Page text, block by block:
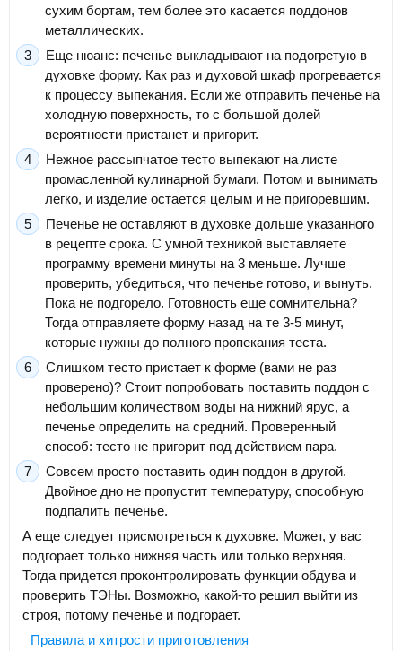
сухим бортам, тем более это касается поддонов
металлических.
Еще нюанс: печенье выкладывают на подогретую в
духовке форму. Как раз и духовой шкаф прогревается
к процессу выпекания. Если же отправить печенье на
холодную поверхность, то с большой долей
вероятности пристанет и пригорит.
Нежное рассыпчатое тесто выпекают на листе
промасленной кулинарной бумаги. Потом и вынимать
легко, и изделие остается целым и не пригоревшим.
Печенье не оставляют в духовке дольше указанного
в рецепте срока. С умной техникой выставляете
программу времени минуты на 3 меньше. Лучше
проверить, убедиться, что печенье готово, и вынуть.
Пока не подгорело. Готовность еще сомнительна?
Тогда отправляете форму назад на те 3-5 минут,
которые нужны до полного пропекания теста.
Слишком тесто пристает к форме (вами не раз
проверено)? Стоит попробовать поставить поддон с
небольшим количеством воды на нижний ярус, а
печенье определить на средний. Проверенный
способ: тесто не пригорит под действием пара.
Совсем просто поставить один поддон в другой.
Двойное дно не пропустит температуру, способную
подпалить печенье.
А еще следует присмотреться к духовке. Может, у вас
подгорает только нижняя часть или только верхняя.
Тогда придется проконтролировать функции обдува и
проверить ТЭНы. Возможно, какой-то решил выйти из
строя, потому печенье и подгорает.
Правила и хитрости приготовления